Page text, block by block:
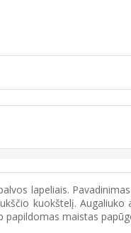
lapeliais.
kuokštelį.
papildomas maistas